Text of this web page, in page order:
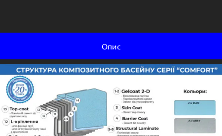
Опис